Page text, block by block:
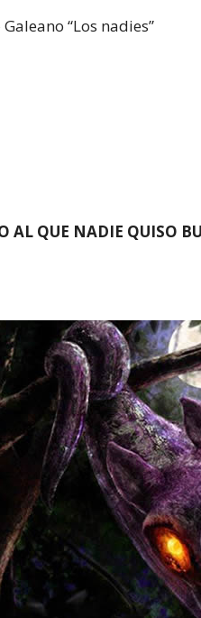
“Los nadies”
AL QUE NADIE QUISO